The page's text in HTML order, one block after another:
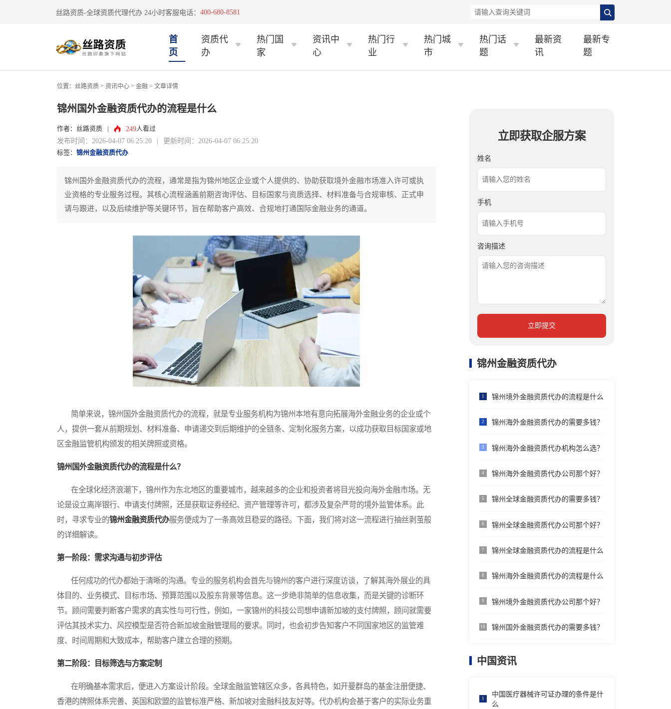
丝路资质-全球资质代理代办 24小时客服电话： 400-680-8581
首
页
资质代
办
热门国
家
资讯中
心
热门行
业
热门城
市
热门话
题
最新资
讯
最新专
题
位置： 丝路资质 > 资讯中心 > 金融 > 文章详情
锦州国外金融资质代办的流程是什么
作者：丝路资质 249人看过
发布时间：2026-04-07 06:25:20 | 更新时间：2026-04-07 06:25:20
标签： 锦州金融资质代办
锦州国外金融资质代办的流程，通常是指为锦州地区企业或个人提供的、协助获取境外金融市场准入许可或执
业资格的专业服务过程。其核心流程涵盖前期咨询评估、目标国家与资质选择、材料准备与合规审核、正式申
请与跟进，以及后续维护等关键环节，旨在帮助客户高效、合规地打通国际金融业务的通道。
简单来说，锦州国外金融资质代办的流程，就是专业服务机构为锦州本地有意向拓展海外金融业务的企业或个
人，提供一套从前期规划、材料准备、申请递交到后期维护的全链条、定制化服务方案，以成功获取目标国家或地
区金融监管机构颁发的相关牌照或资格。
锦州国外金融资质代办的流程是什么？
在全球化经济浪潮下，锦州作为东北地区的重要城市，越来越多的企业和投资者将目光投向海外金融市场。无
论是设立离岸银行、申请支付牌照，还是获取证券经纪、资产管理等许可，都涉及复杂严苛的境外监管体系。此
时，寻求专业的锦州金融资质代办服务便成为了一条高效且稳妥的路径。下面，我们将对这一流程进行抽丝剥茧般
的详细解读。
第一阶段：需求沟通与初步评估
任何成功的代办都始于清晰的沟通。专业的服务机构会首先与锦州的客户进行深度访谈，了解其海外展业的具
体目的、业务模式、目标市场、预算范围以及股东背景等信息。这一步绝非简单的信息收集，而是关键的诊断环
节。顾问需要判断客户需求的真实性与可行性，例如，一家锦州的科技公司想申请新加坡的支付牌照，顾问就需要
评估其技术实力、风控模型是否符合新加坡金融管理局的要求。同时，也会初步告知客户不同国家地区的监管难
度、时间周期和大致成本，帮助客户建立合理的预期。
第二阶段：目标筛选与方案定制
在明确基本需求后，便进入方案设计阶段。全球金融监管辖区众多，各具特色，如开曼群岛的基金注册便捷、
香港的牌照体系完善、英国和欧盟的监管标准严格、新加坡对金融科技友好等。代办机构会基于客户的实际业务重
立即获取企服方案
姓名
手机
咨询描述
立即提交
锦州金融资质代办
1 锦州境外金融资质代办的流程是什么
2 锦州海外金融资质代办的需要多钱？
3 锦州海外金融资质代办机构怎么选？
4 锦州海外金融资质代办公司那个好？
5 锦州全球金融资质代办的需要多钱？
6 锦州全球金融资质代办公司那个好？
7 锦州全球金融资质代办的流程是什么
8 锦州海外金融资质代办的流程是什么
9 锦州境外金融资质代办公司那个好？
10 锦州国外金融资质代办的需要多钱？
中国资讯
1
中国医疗器械许可证办理的条件是什
么